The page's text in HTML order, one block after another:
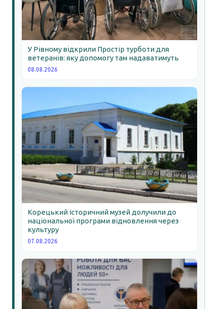
У Рівному відкрили Простір турботи для
ветеранів: яку допомогу там надаватимуть
08.08.2026
Корецький історичний музей долучили до
національної програми відновлення через
культуру
07.08.2026